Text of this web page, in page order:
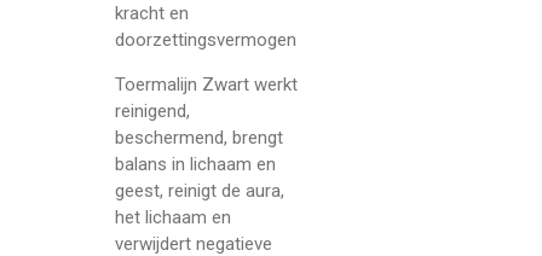
kracht en
doorzettingsvermogen
Toermalijn Zwart werkt
reinigend,
beschermend, brengt
balans in lichaam en
geest, reinigt de aura,
het lichaam en
verwijdert negatieve